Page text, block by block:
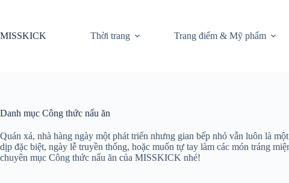
nội
MISSKICK Thời trang Trang điểm & Mỹ phẩm
Danh mục Công thức nấu ăn
Quán xá, nhà hàng ngày một phát triển nhưng gian bếp nhỏ vẫn luôn là
dịp đặc biệt, ngày lễ truyền thống, hoặc muốn tự tay làm các món tráng
chuyên mục Công thức nấu ăn của MISSKICK nhé!